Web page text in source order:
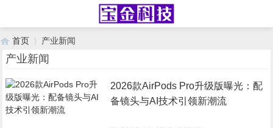
首页
›
产业新闻
产业新闻
2026款AirPods Pro升级版曝光：配
备镜头与AI技术引领新潮流